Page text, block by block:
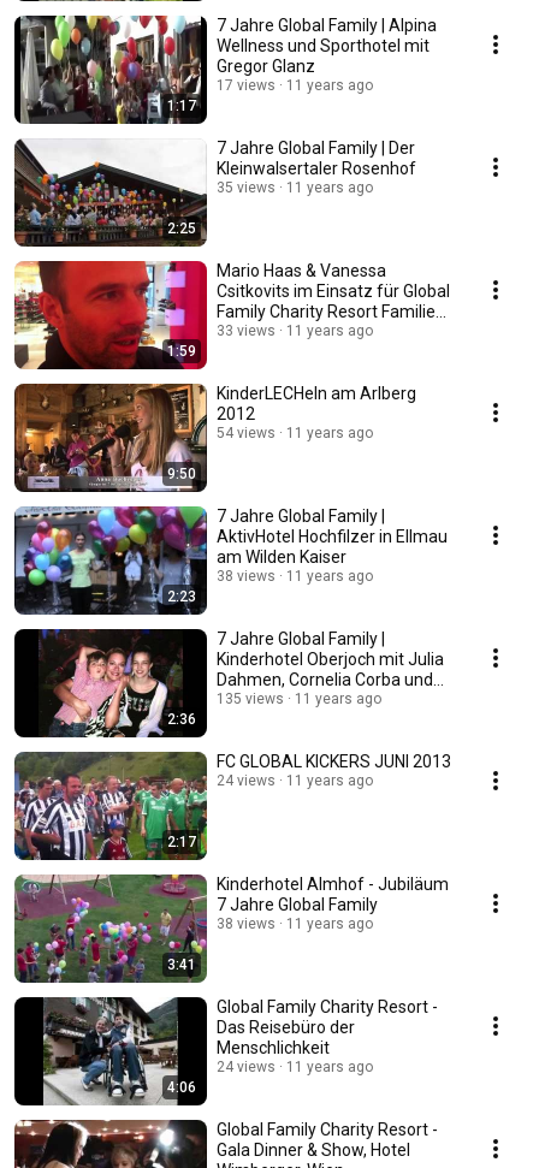
1:17
7 Jahre Global Family | Alpina
Wellness und Sporthotel mit
Gregor Glanz
17 views 11 years ago
2:25
7 Jahre Global Family | Der
Kleinwalsertaler Rosenhof
35 views 11 years ago
1:59
Mario Haas & Vanessa
Csitkovits im Einsatz für Global
Family Charity Resort Familie
720p
33 views 11 years ago
9:50
KinderLECHeln am Arlberg
2012
54 views 11 years ago
2:23
7 Jahre Global Family |
AktivHotel Hochfilzer in Ellmau
am Wilden Kaiser
38 views 11 years ago
2:36
7 Jahre Global Family |
Kinderhotel Oberjoch mit Julia
Dahmen, Cornelia Corba und
Carmen Wyler
135 views 11 years ago
2:17
FC GLOBAL KICKERS JUNI 2013
24 views 11 years ago
3:41
Kinderhotel Almhof - Jubiläum
7 Jahre Global Family
38 views 11 years ago
4:06
Global Family Charity Resort -
Das Reisebüro der
Menschlichkeit
24 views 11 years ago
Global Family Charity Resort -
Gala Dinner & Show, Hotel